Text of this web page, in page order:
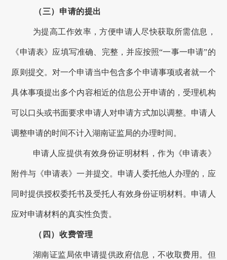
（三）申请的提出
为提高工作效率，方便申请人尽快获取所需信息，
《申请表》应填写准确、完整，并应按照“一事一申请”的
原则提交。对一个申请当中包含多个申请事项或者就一个
具体事项提出多个内容相近的信息公开申请的，受理机构
可以口头或书面要求申请人对申请方式加以调整。申请人
调整申请的时间不计入湖南证监局的办理时间。
申请人应提供有效身份证明材料，作为《申请表》
附件与《申请表》一并提交。申请人委托他人办理的，应
同时提供授权委托书及受托人有效身份证明材料。申请人
应对申请材料的真实性负责。
（四）收费管理
湖南证监局依申请提供政府信息，不收取费用。但